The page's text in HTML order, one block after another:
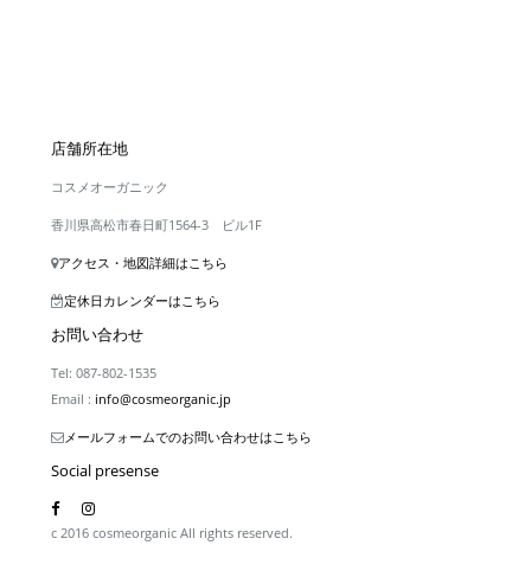
店舗所在地
コスメオーガニック
香川県高松市春日町1564-3 ビル1F
アクセス・地図詳細はこちら
定休日カレンダーはこちら
お問い合わせ
Tel: 087-802-1535
Email : info@cosmeorganic.jp
メールフォームでのお問い合わせはこちら
Social presense
c 2016 cosmeorganic All rights reserved.